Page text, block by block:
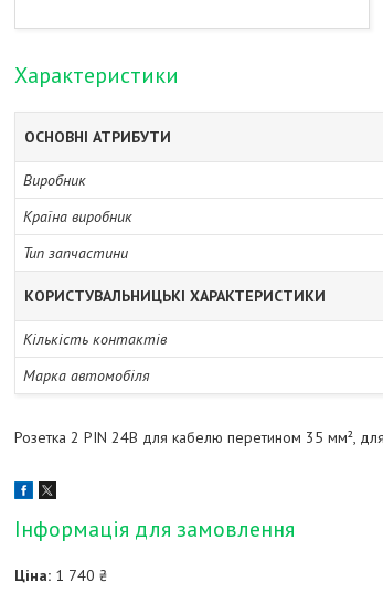
Характеристики
ОСНОВНІ АТРИБУТИ
Виробник
Країна виробник
Тип запчастини
КОРИСТУВАЛЬНИЦЬКІ ХАРАКТЕРИСТИКИ
Кількість контактів
Марка автомобіля
Розетка 2 PIN 24В для кабелю перетином 35 мм²,
Інформація для замовлення
Ціна: 1 740 ₴